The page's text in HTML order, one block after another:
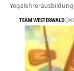
TEAM WESTERWALD